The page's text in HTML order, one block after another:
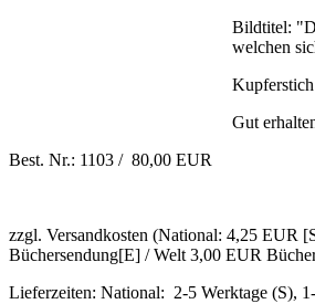
Bildtitel:
welchen
Gut
Best. Nr.: 1103 / 80,00 EUR
zzgl. Versandkosten (National: 4,25 EUR
Büchersendung[E] / Welt 3,00 EUR
Lieferzeiten: National: 2-5 Werktage (S),